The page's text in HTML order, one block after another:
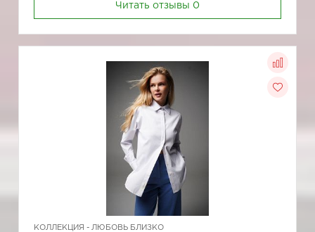
Читать отзывы 0
КОЛЛЕКЦИЯ - ЛЮБОВЬ БЛИЗКО